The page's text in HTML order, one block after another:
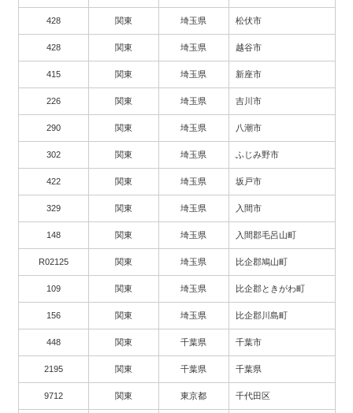
428 関東 埼玉県 松伏市
428 関東 埼玉県 越谷市
415 関東 埼玉県 新座市
226 関東 埼玉県 吉川市
290 関東 埼玉県 八潮市
302 関東 埼玉県 ふじみ野市
422 関東 埼玉県 坂戸市
329 関東 埼玉県 入間市
148 関東 埼玉県 入間郡毛呂山町
R02125 関東 埼玉県 比企郡鳩山町
109 関東 埼玉県 比企郡ときがわ町
156 関東 埼玉県 比企郡川島町
448 関東 千葉県 千葉市
2195 関東 千葉県 千葉県
9712 関東 東京都 千代田区